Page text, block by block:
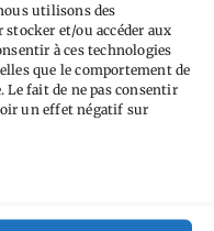
utilisons des
et/ou accéder aux
à ces technologies
que le comportement de
fait de ne pas consentir
un effet négatif sur